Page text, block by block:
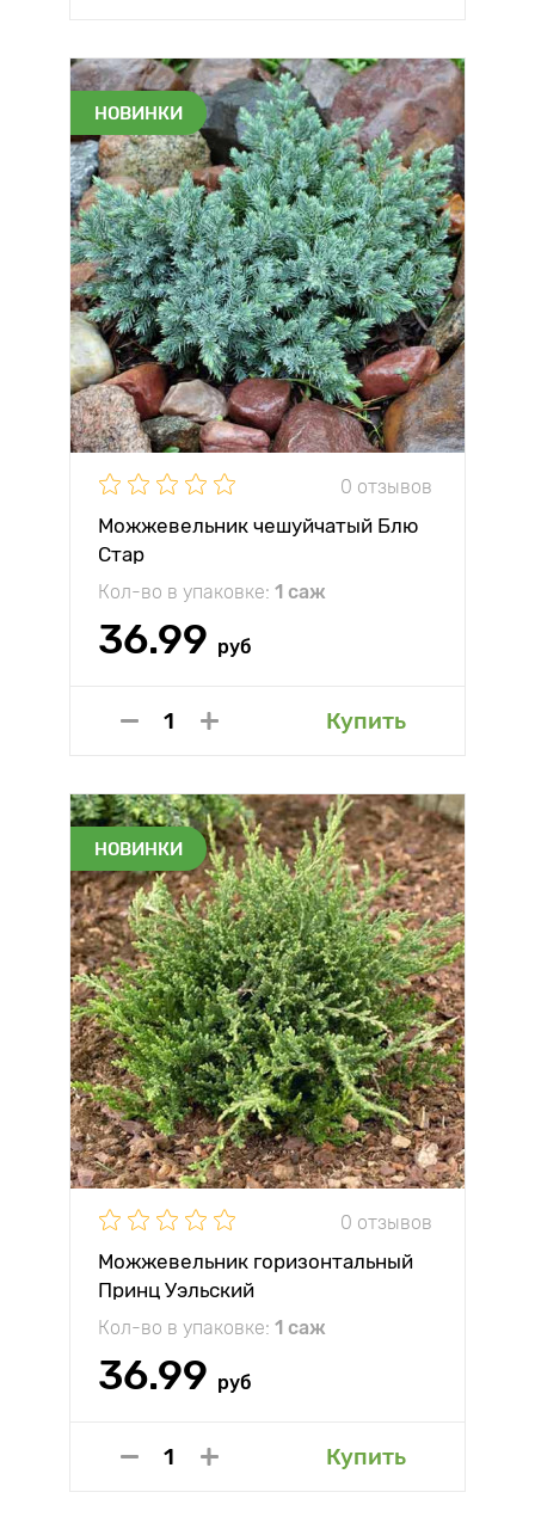
НОВИНКИ
0 отзывов
Можжевельник чешуйчатый Блю
Стар
Кол-во в упаковке: 1 саж
36.99 руб
Купить
НОВИНКИ
0 отзывов
Можжевельник горизонтальный
Принц Уэльский
Кол-во в упаковке: 1 саж
36.99 руб
Купить